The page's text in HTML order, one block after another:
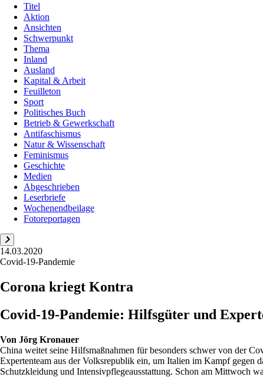
Titel
Aktion
Ansichten
Schwerpunkt
Thema
Inland
Ausland
Kapital & Arbeit
Feuilleton
Sport
Politisches Buch
Betrieb & Gewerkschaft
Antifaschismus
Natur & Wissenschaft
Feminismus
Geschichte
Medien
Abgeschrieben
Leserbriefe
Wochenendbeilage
Fotoreportagen
14.03.2020
Covid-19-Pandemie
Corona kriegt Kontra
Covid-19-Pandemie: Hilfsgüter und
Von Jörg Kronauer
China weitet seine Hilfsmaßnahmen für besonders schwer von der
Expertenteam aus der Volksrepublik ein, um Italien im Kampf gegen
Schutzkleidung und Intensivpflegeausstattung. Schon am Mittwoch